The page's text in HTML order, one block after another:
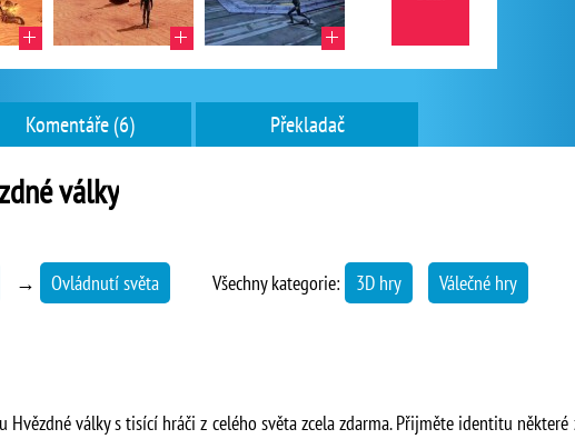
Komentáře (6) Překladač
války
→ Ovládnutí světa Všechny kategorie: 3D hry Válečné hry
války s tisící hráči z celého světa zcela zdarma. Přijměte identitu